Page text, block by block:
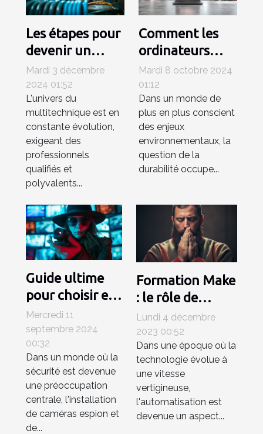
Les étapes pour
devenir un
technicien
multitechnique
compétent
Mardi 3 décembre
2024 01:52
L'univers du
multitechnique est en
constante évolution,
exigeant des
professionnels
qualifiés et
polyvalents...
Comment les
ordinateurs
portables
reconditionnés
contribuent à
un avenir
durable
Mardi 8 octobre 2024
01:12
Dans un monde de
plus en plus conscient
des enjeux
environnementaux, la
question de la
durabilité occupe...
Guide ultime
pour choisir et
installer des
caméras espion
et des systèmes
de surveillance
Mercredi 11
septembre 2024
00:32
Dans un monde où la
sécurité est devenue
une préoccupation
centrale, l'installation
de caméras espion et
de...
Formation Make
: le rôle de
l'automatisation
dans le futur du
travail
Lundi 4 décembre
2023 00:52
Dans une époque où la
technologie évolue à
une vitesse
vertigineuse,
l'automatisation est
devenue un aspect...